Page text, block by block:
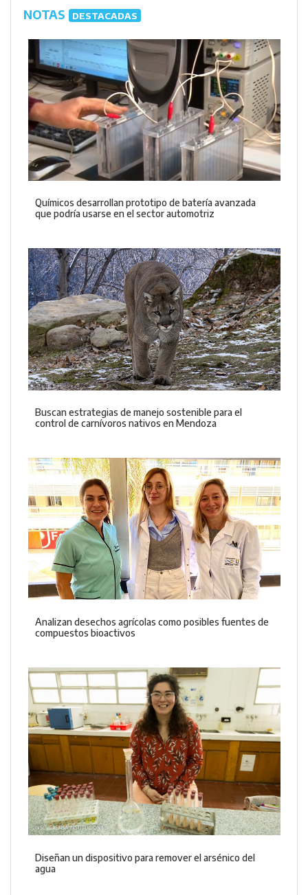
NOTAS DESTACADAS
Químicos desarrollan prototipo de batería avanzada
que podría usarse en el sector automotriz
Buscan estrategias de manejo sostenible para el
control de carnívoros nativos en Mendoza
Analizan desechos agrícolas como posibles fuentes de
compuestos bioactivos
Diseñan un dispositivo para remover el arsénico del
agua